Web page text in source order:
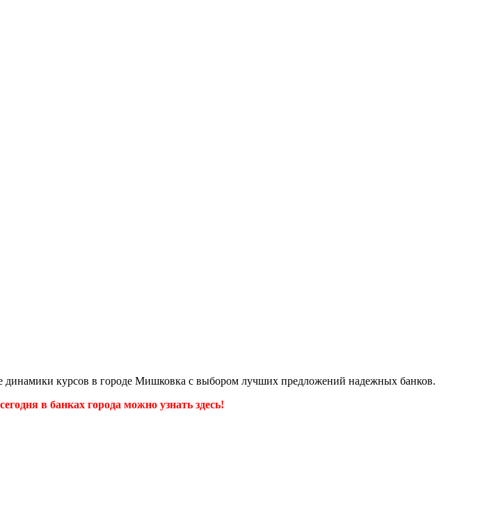
курсов в городе Мишковка с выбором лучших предложений надежных банков.
в банках города можно узнать здесь!